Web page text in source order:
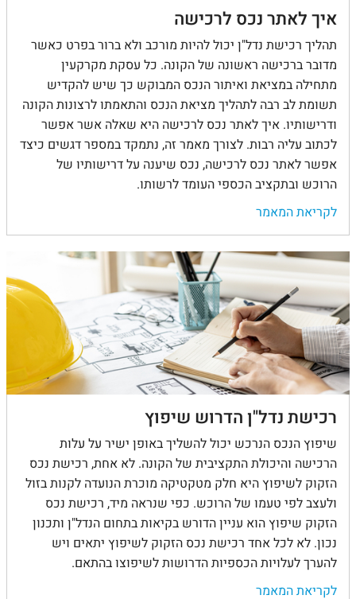
איך לאתר נכס לרכישה
תהליך רכישת נדל"ן יכול להיות מורכב ולא ברור בפרט כאשר
מדובר ברכישה ראשונה של הקונה. כל עסקת מקרקעין
מתחילה במציאת ואיתור הנכס המבוקש כך שיש להקדיש
תשומת לב רבה לתהליך מציאת הנכס והתאמתו לרצונות הקונה
ודרישותיו. איך לאתר נכס לרכישה היא שאלה אשר אפשר
לכתוב עליה רבות. לצורך מאמר זה, נתמקד במספר דגשים כיצד
אפשר לאתר נכס לרכישה, נכס שיענה על דרישותיו של
הרוכש ובתקציב הכספי העומד לרשותו.
לקריאת המאמר
רכישת נדל"ן הדרוש שיפוץ
שיפוץ הנכס הנרכש יכול להשליך באופן ישיר על עלות
הרכישה והיכולת התקציבית של הקונה. לא אחת, רכישת נכס
הזקוק לשיפוץ היא חלק מטקטיקה מוכרת הנועדה לקנות בזול
ולעצב לפי טעמו של הרוכש. כפי שנראה מיד, רכישת נכס
הזקוק שיפוץ הוא עניין הדורש בקיאות בתחום הנדל"ן ותכנון
נכון. לא לכל אחד רכישת נכס הזקוק לשיפוץ יתאים ויש
להערך לעלויות הכספיות הדרושות לשיפוצו בהתאם.
לקריאת המאמר